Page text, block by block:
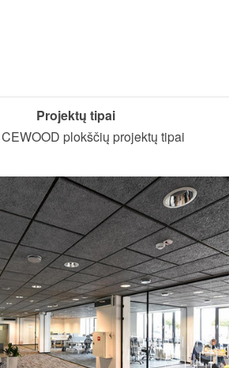
Projektų tipai
plokščių projektų tipai